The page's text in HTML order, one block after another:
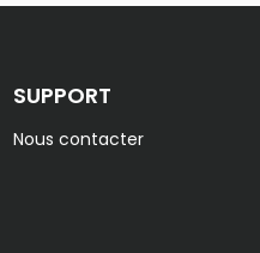
SUPPORT
Nous contacter